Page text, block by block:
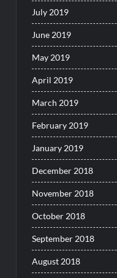
July 2019
June 2019
May 2019
April 2019
March 2019
February 2019
January 2019
December 2018
November 2018
October 2018
September 2018
August 2018